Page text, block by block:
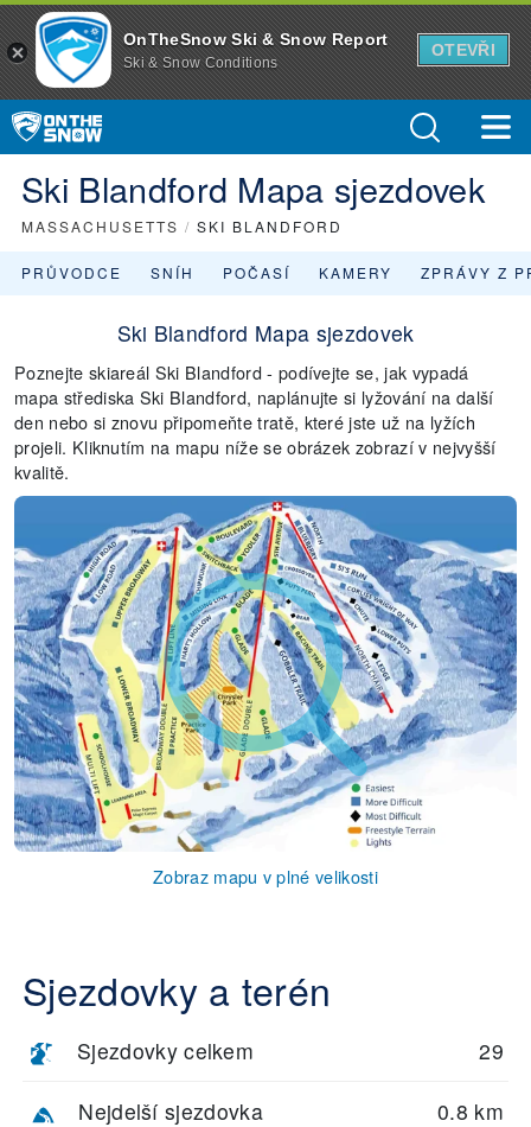
OnTheSnow Ski & Snow Report
Ski & Snow Conditions
OTEVŘI
Ski Blandford Mapa sjezdovek
MASSACHUSETTS / SKI BLANDFORD
PRŮVODCE SNÍH POČASÍ KAMERY ZPRÁVY Z
Ski Blandford Mapa sjezdovek
Poznejte skiareál Ski Blandford - podívejte se, jak vypadá
mapa střediska Ski Blandford, naplánujte si lyžování na další
den nebo si znovu připomeňte tratě, které jste už na lyžích
projeli. Kliknutím na mapu níže se obrázek zobrazí v nejvyšší
kvalitě.
Zobraz mapu v plné velikosti
Sjezdovky a terén
Sjezdovky celkem 29
Nejdelší sjezdovka 0.8 km